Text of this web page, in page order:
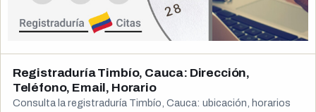
Registraduría Timbío, Cauca: Dirección,
Teléfono, Email, Horario
Consulta la registraduría Timbío, Cauca: ubicación, horarios